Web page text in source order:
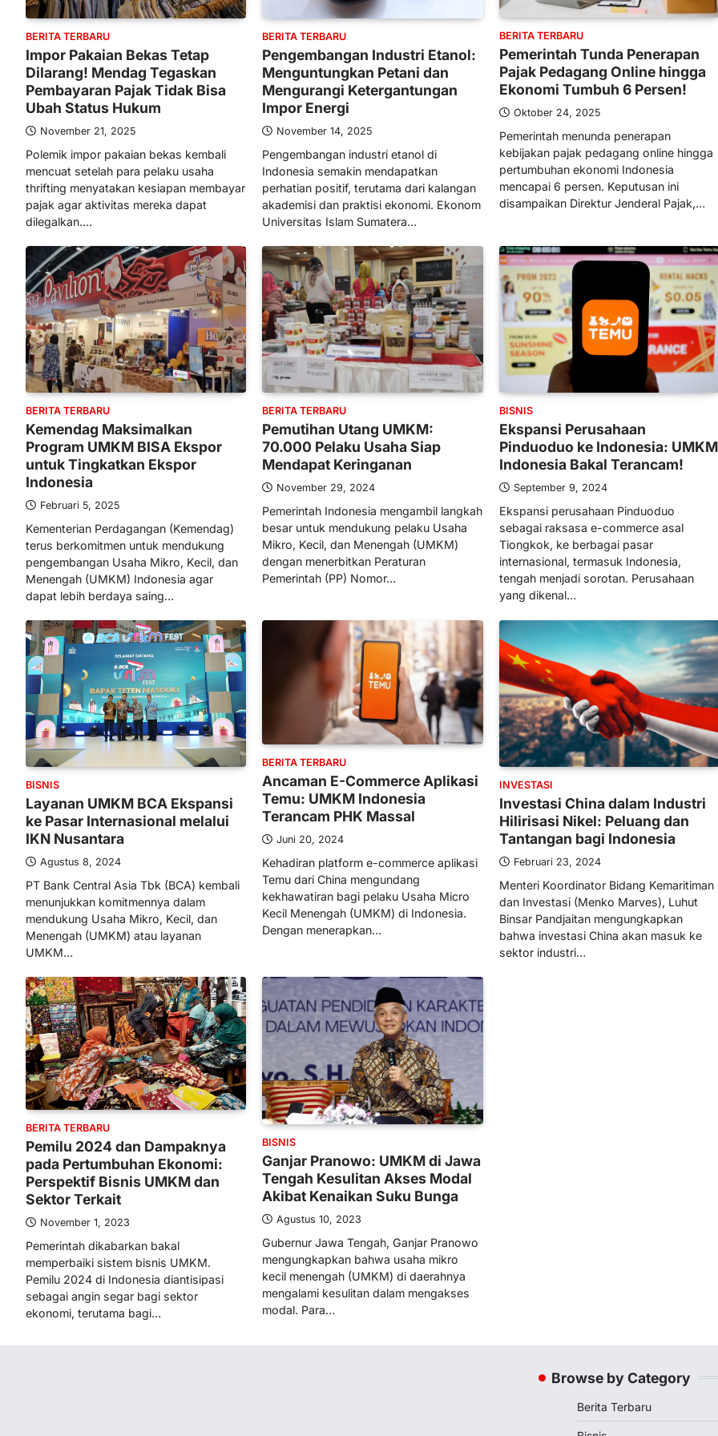
BERITA TERBARU
Impor Pakaian Bekas Tetap
Dilarang! Mendag Tegaskan
Pembayaran Pajak Tidak Bisa
Ubah Status Hukum
November 21, 2025
Polemik impor pakaian bekas kembali
mencuat setelah para pelaku usaha
thrifting menyatakan kesiapan membayar
pajak agar aktivitas mereka dapat
dilegalkan.…
BERITA TERBARU
Pengembangan Industri Etanol:
Menguntungkan Petani dan
Mengurangi Ketergantungan
Impor Energi
November 14, 2025
Pengembangan industri etanol di
Indonesia semakin mendapatkan
perhatian positif, terutama dari kalangan
akademisi dan praktisi ekonomi. Ekonom
Universitas Islam Sumatera…
BERITA TERBARU
Pemerintah Tunda Penerapan
Pajak Pedagang Online hingga
Ekonomi Tumbuh 6 Persen!
Oktober 24, 2025
Pemerintah menunda penerapan
kebijakan pajak pedagang online hingga
pertumbuhan ekonomi Indonesia
mencapai 6 persen. Keputusan ini
disampaikan Direktur Jenderal Pajak,…
BERITA TERBARU
Kemendag Maksimalkan
Program UMKM BISA Ekspor
untuk Tingkatkan Ekspor
Indonesia
Februari 5, 2025
Kementerian Perdagangan (Kemendag)
terus berkomitmen untuk mendukung
pengembangan Usaha Mikro, Kecil, dan
Menengah (UMKM) Indonesia agar
dapat lebih berdaya saing…
BERITA TERBARU
Pemutihan Utang UMKM:
70.000 Pelaku Usaha Siap
Mendapat Keringanan
November 29, 2024
Pemerintah Indonesia mengambil langkah
besar untuk mendukung pelaku Usaha
Mikro, Kecil, dan Menengah (UMKM)
dengan menerbitkan Peraturan
Pemerintah (PP) Nomor…
BISNIS
Ekspansi Perusahaan
Pinduoduo ke Indonesia: UMKM
Indonesia Bakal Terancam!
September 9, 2024
Ekspansi perusahaan Pinduoduo
sebagai raksasa e-commerce asal
Tiongkok, ke berbagai pasar
internasional, termasuk Indonesia,
tengah menjadi sorotan. Perusahaan
yang dikenal…
BISNIS
Layanan UMKM BCA Ekspansi
ke Pasar Internasional melalui
IKN Nusantara
Agustus 8, 2024
PT Bank Central Asia Tbk (BCA) kembali
menunjukkan komitmennya dalam
mendukung Usaha Mikro, Kecil, dan
Menengah (UMKM) atau layanan
UMKM…
BERITA TERBARU
Ancaman E-Commerce Aplikasi
Temu: UMKM Indonesia
Terancam PHK Massal
Juni 20, 2024
Kehadiran platform e-commerce aplikasi
Temu dari China mengundang
kekhawatiran bagi pelaku Usaha Micro
Kecil Menengah (UMKM) di Indonesia.
Dengan menerapkan…
INVESTASI
Investasi China dalam Industri
Hilirisasi Nikel: Peluang dan
Tantangan bagi Indonesia
Februari 23, 2024
Menteri Koordinator Bidang Kemaritiman
dan Investasi (Menko Marves), Luhut
Binsar Pandjaitan mengungkapkan
bahwa investasi China akan masuk ke
sektor industri…
BERITA TERBARU
Pemilu 2024 dan Dampaknya
pada Pertumbuhan Ekonomi:
Perspektif Bisnis UMKM dan
Sektor Terkait
November 1, 2023
Pemerintah dikabarkan bakal
memperbaiki sistem bisnis UMKM.
Pemilu 2024 di Indonesia diantisipasi
sebagai angin segar bagi sektor
ekonomi, terutama bagi…
BISNIS
Ganjar Pranowo: UMKM di Jawa
Tengah Kesulitan Akses Modal
Akibat Kenaikan Suku Bunga
Agustus 10, 2023
Gubernur Jawa Tengah, Ganjar Pranowo
mengungkapkan bahwa usaha mikro
kecil menengah (UMKM) di daerahnya
mengalami kesulitan dalam mengakses
modal. Para…
Browse by Category
Berita Terbaru